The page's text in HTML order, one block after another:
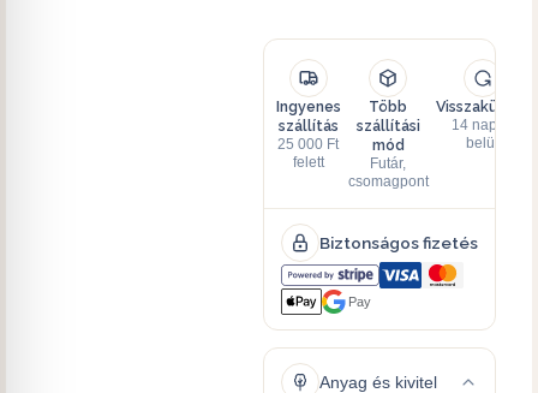
Ingyenes
szállítás
25 000 Ft
felett
Több
szállítási
mód
Futár,
csomagpont
Visszaküldés
14 napon
belül
Biztonságos fizetés
Pay
Anyag és kivitel